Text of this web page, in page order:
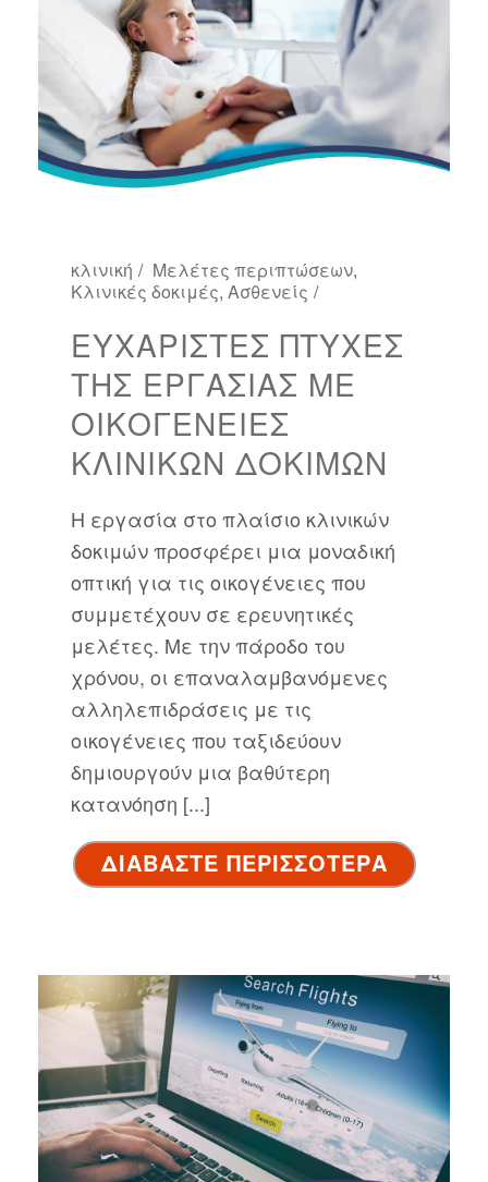
κλινική Μελέτες περιπτώσεων,
Κλινικές δοκιμές, Ασθενείς
ΕΥΧΆΡΙΣΤΕΣ ΠΤΥΧΈΣ
ΤΗΣ ΕΡΓΑΣΊΑΣ ΜΕ
ΟΙΚΟΓΈΝΕΙΕΣ
ΚΛΙΝΙΚΏΝ ΔΟΚΙΜΏΝ
Η εργασία στο πλαίσιο κλινικών
δοκιμών προσφέρει μια μοναδική
οπτική για τις οικογένειες που
συμμετέχουν σε ερευνητικές
μελέτες. Με την πάροδο του
χρόνου, οι επαναλαμβανόμενες
αλληλεπιδράσεις με τις
οικογένειες που ταξιδεύουν
δημιουργούν μια βαθύτερη
κατανόηση [...]
ΔΙΑΒΑΣΤΕ ΠΕΡΙΣΣΟΤΕΡΑ